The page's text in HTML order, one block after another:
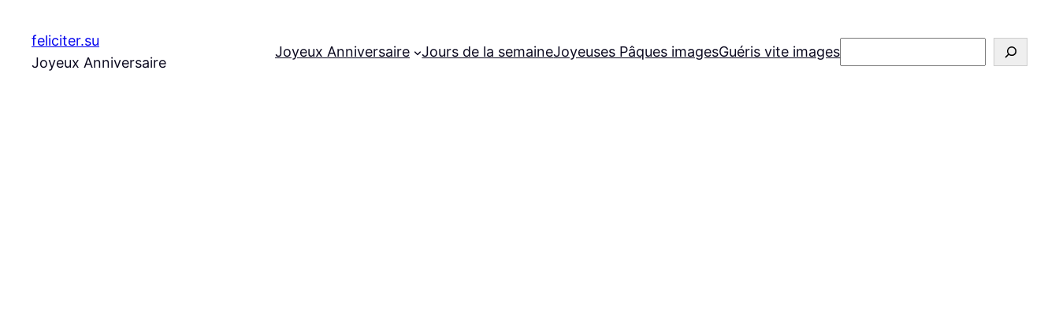
contenu
feliciter.su
Joyeux Anniversaire
Joyeux Anniversaire Jours de la semaineJoyeuses Pâques imagesGuéris vite imagesRechercher